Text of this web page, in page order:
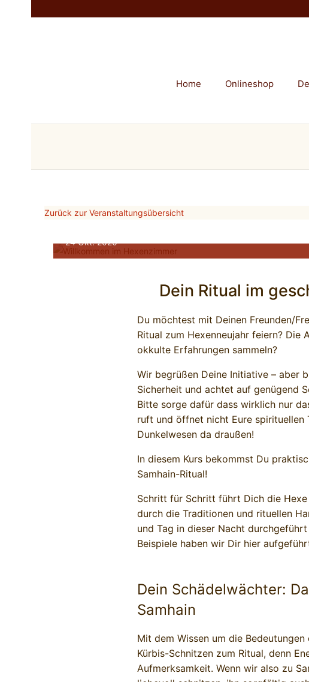
Home Onlineshop
Zurück zur Veranstaltungsübersicht
Halloween-Ritual Crashkurs
24 Okt. 2020
Dein Ritual im
Du möchtest mit Deinen Freunden/
Ritual zum Hexenneujahr feiern? Die
okkulte Erfahrungen sammeln?
Wir begrüßen Deine Initiative – aber
Sicherheit und achtet auf genügend
Bitte sorge dafür dass wirklich nur
ruft und öffnet nicht Eure spirituellen
Dunkelwesen da draußen!
In diesem Kurs bekommst Du
Samhain-Ritual!
Schritt für Schritt führt Dich die
durch die Traditionen und rituellen
und Tag in dieser Nacht
Beispiele haben wir Dir hier
Dein Schädelwächter:
Samhain
Mit dem Wissen um die
Kürbis-Schnitzen zum Ritual, denn
Aufmerksamkeit. Wenn wir also zu